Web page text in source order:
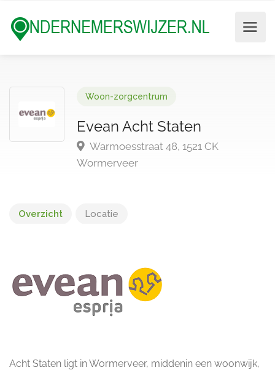
Woon-zorgcentrum
Evean Acht Staten
Warmoesstraat 48, 1521 CK
Wormerveer
Overzicht Locatie
Acht Staten ligt in Wormerveer, middenin een woonwijk,